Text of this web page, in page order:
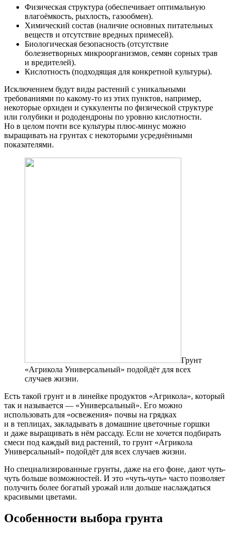
Физическая структура (обеспечивает оптимальную
влагоёмкость, рыхлость, газообмен).
Химический состав (наличие основных питательных
веществ и отсутствие вредных примесей).
Биологическая безопасность (отсутствие
болезнетворных микроорганизмов, семян сорных трав
и вредителей).
Кислотность (подходящая для конкретной культуры).
Исключением будут виды растений с уникальными
требованиями по какому-то из этих пунктов, например,
некоторые орхидеи и суккуленты по физической структуре
или голубики и рододендроны по уровню кислотности.
Но в целом почти все культуры плюс-минус можно
выращивать на грунтах с некоторыми усреднёнными
показателями.
Грунт
«Агрикола Универсальный» подойдёт для всех
случаев жизни.
Есть такой грунт и в линейке продуктов «Агрикола», который
так и называется — «Универсальный». Его можно
использовать для «освежения» почвы на грядках
и в теплицах, закладывать в домашние цветочные горшки
и даже выращивать в нём рассаду. Если не хочется подбирать
смеси под каждый вид растений, то грунт «Агрикола
Универсальный» подойдёт для всех случаев жизни.
Но специализированные грунты, даже на его фоне, дают чуть-
чуть больше возможностей. И это «чуть-чуть» часто позволяет
получить более богатый урожай или дольше наслаждаться
красивыми цветами.
Особенности выбора грунта